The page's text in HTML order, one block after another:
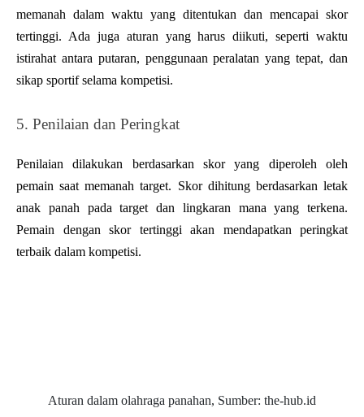
memanah dalam waktu yang ditentukan dan mencapai skor
tertinggi. Ada juga aturan yang harus diikuti, seperti waktu
istirahat antara putaran, penggunaan peralatan yang tepat, dan
sikap sportif selama kompetisi.
5. Penilaian dan Peringkat
Penilaian dilakukan berdasarkan skor yang diperoleh oleh
pemain saat memanah target. Skor dihitung berdasarkan letak
anak panah pada target dan lingkaran mana yang terkena.
Pemain dengan skor tertinggi akan mendapatkan peringkat
terbaik dalam kompetisi.
Aturan dalam olahraga panahan, Sumber: the-hub.id